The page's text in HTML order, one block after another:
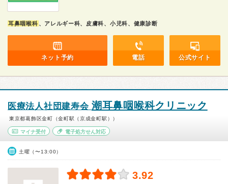
耳鼻咽喉科 、アレルギー科、皮膚科、小児科、健康診断
ネット予約 電話 公式サイト
医療法人社団建寿会 潮耳鼻咽喉科クリニック
東京都葛飾区金町（金町駅（京成金町駅））
マイナ受付 電子処方せん対応
土曜（〜13:00）
3.92